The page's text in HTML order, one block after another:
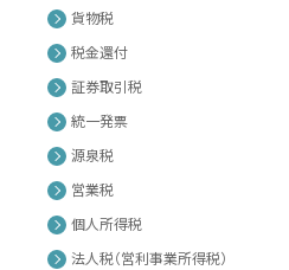
貨物税
税金還付
証券取引税
統一発票
源泉税
営業税
個人所得税
法人税（営利事業所得税）